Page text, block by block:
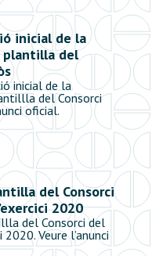
inicial de la
plantilla del
inicial de la
del Consorci
oficial.
del Consorci
2020
del Consorci del
Veure l’anunci